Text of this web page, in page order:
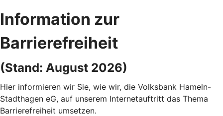
Information zur
Barrierefreiheit
(Stand: August 2026)
Hier informieren wir Sie, wie wir, die Volksbank Hameln-
Stadthagen eG, auf unserem Internetauftritt das Thema
Barrierefreiheit umsetzen.